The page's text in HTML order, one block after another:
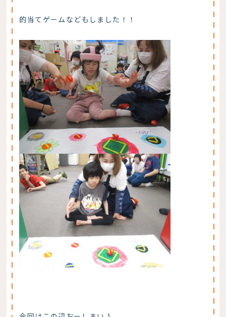
的当てゲームなどもしました！！